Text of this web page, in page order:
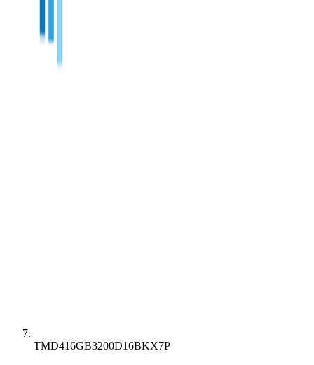
TMD416GB3200D16BKX7P